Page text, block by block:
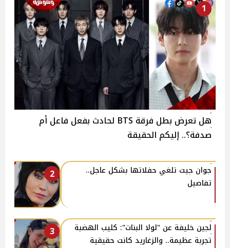
1
هل تعرض بطل فرقة BTS لحادث بفعل فاعل أم
صدفة؟.. إليكم الحقيقة
2
جوان جيت تلغي حفلاتها بشكل عاجل..
تفاصيل
3
لجين خليفة عن "لولا البنات": كليب الهضبة
تجربة عظيمة.. والزغاريد كانت حقيقية